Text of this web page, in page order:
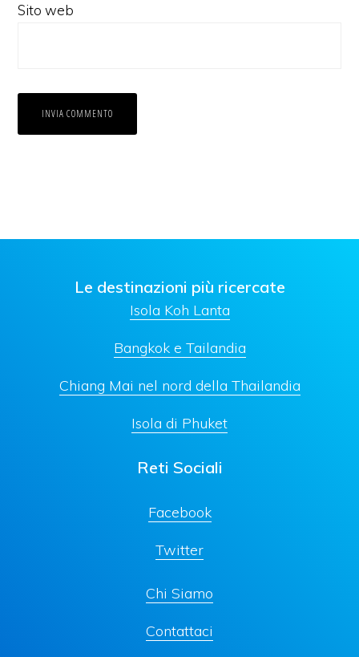
Sito web
Le destinazioni più ricercate
Isola Koh Lanta
Bangkok e Tailandia
Chiang Mai nel nord della Thailandia
Isola di Phuket
Reti Sociali
Facebook
Twitter
Chi Siamo
Contattaci